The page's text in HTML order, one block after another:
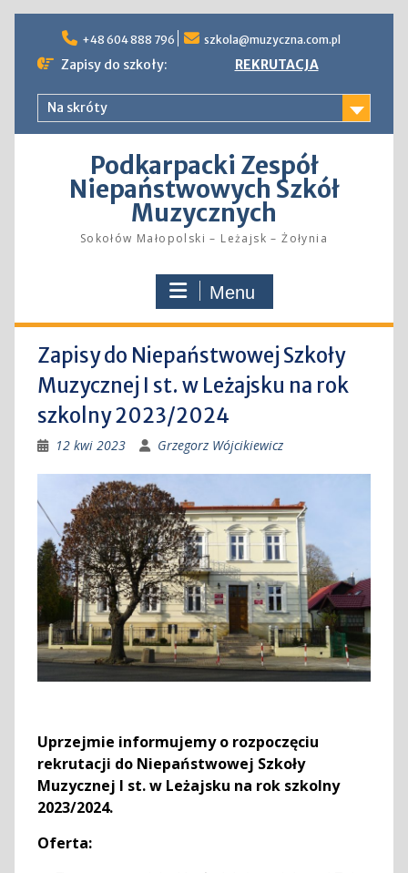
content
+48 604 888 796 szkola@muzyczna.com.pl
Zapisy do szkoły: REKRUTACJA
Na skróty
Podkarpacki Zespół
Niepaństwowych Szkół
Muzycznych
Sokołów Małopolski – Leżajsk – Żołynia
Menu
Zapisy do Niepaństwowej Szkoły
Muzycznej I st. w Leżajsku na rok
szkolny 2023/2024
12 kwi 2023 Grzegorz Wójcikiewicz
Uprzejmie informujemy o rozpoczęciu
rekrutacji do Niepaństwowej Szkoły
Muzycznej I st. w Leżajsku na rok szkolny
2023/2024.
Oferta: